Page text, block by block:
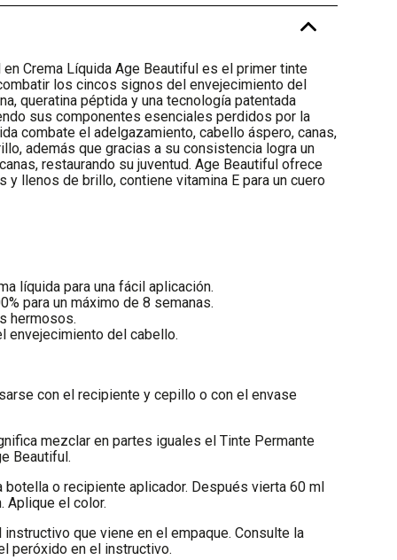
-
Crema Líquida Age Beautiful es el primer tinte
los cincos signos del envejecimiento del
queratina péptida y una tecnología patentada
sus componentes esenciales perdidos por la
combate el adelgazamiento, cabello áspero, canas,
además que gracias a su consistencia logra un
restaurando su juventud. Age Beautiful ofrece
y llenos de brillo, contiene vitamina E para un cuero
líquida para una fácil aplicación.
para un máximo de 8 semanas.
hermosos.
envejecimiento del cabello.
con el recipiente y cepillo o con el envase
mezclar en partes iguales el Tinte Permante
Beautiful.
o recipiente aplicador. Después vierta 60 ml
Aplique el color.
que viene en el empaque. Consulte la
peróxido en el instructivo.